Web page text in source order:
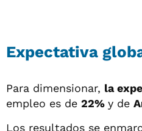
Expectativa
Para dimensionar, la
empleo es de 22% y de
Los resultados se